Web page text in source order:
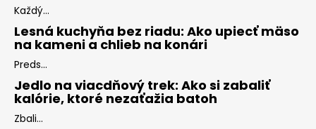
Každý...
Lesná kuchyňa bez riadu: Ako upiecť mäso
na kameni a chlieb na konári
Preds...
Jedlo na viacdňový trek: Ako si zabaliť
kalórie, ktoré nezaťažia batoh
Zbali...